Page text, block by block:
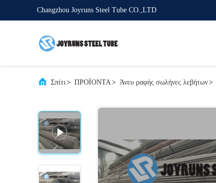
Changzhou Joyruns Steel Tube CO.,LTD
Σπίτι> ΠΡΟΪΟΝΤΑ> Άνευ ραφής σωλήνες λεβήτων>